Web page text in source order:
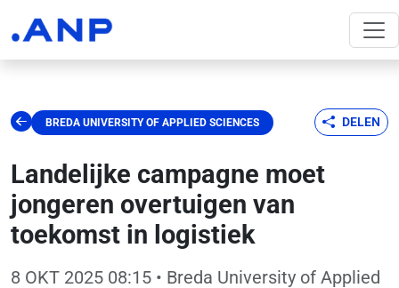
BREDA UNIVERSITY OF APPLIED SCIENCES DELEN
Landelijke campagne moet
jongeren overtuigen van
toekomst in logistiek
8 OKT 2025 08:15 • Breda University of Applied